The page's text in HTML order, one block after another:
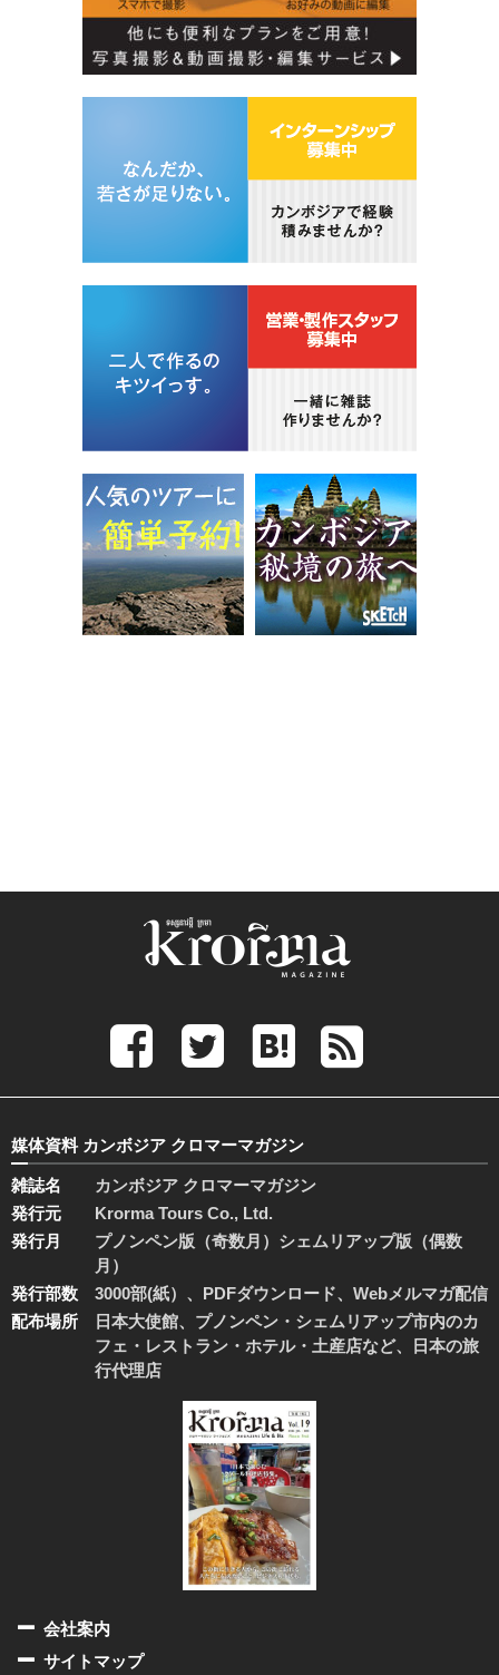
媒体資料 カンボジア クロマーマガジン
雑誌名
カンボジア クロマーマガジン
発行元
Krorma Tours Co., Ltd.
発行月
プノンペン版（奇数月）シェムリアップ版（偶数
月）
発行部数
3000部(紙）、PDFダウンロード、Webメルマガ配信
配布場所
日本大使館、プノンペン・シェムリアップ市内のカ
フェ・レストラン・ホテル・土産店など、日本の旅
行代理店
会社案内
サイトマップ